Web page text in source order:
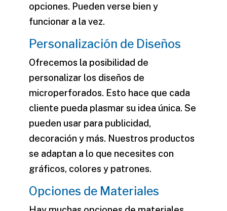
opciones. Pueden verse bien y
funcionar a la vez.
Personalización de Diseños
Ofrecemos la posibilidad de
personalizar los diseños de
microperforados. Esto hace que cada
cliente pueda plasmar su idea única. Se
pueden usar para publicidad,
decoración y más. Nuestros productos
se adaptan a lo que necesites con
gráficos, colores y patrones.
Opciones de Materiales